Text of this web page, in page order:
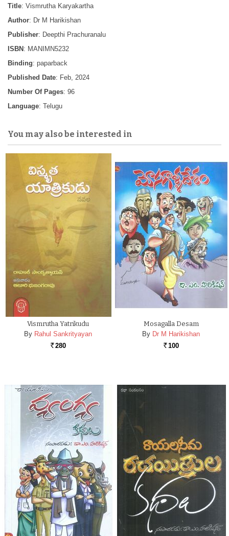
Title: Vismrutha Karyakartha
Author: Dr M Harikishan
Publisher: Deepthi Prachuranalu
ISBN : MANIMN5232
Binding: paparback
Published Date: Feb, 2024
Number Of Pages: 96
Language: Telugu
You may also be interested in
Vismrutha Yatrikudu
By Rahul Sankrityayan
Rs. 280
Mosagalla Desam
By Dr M Harikishan
Rs. 100